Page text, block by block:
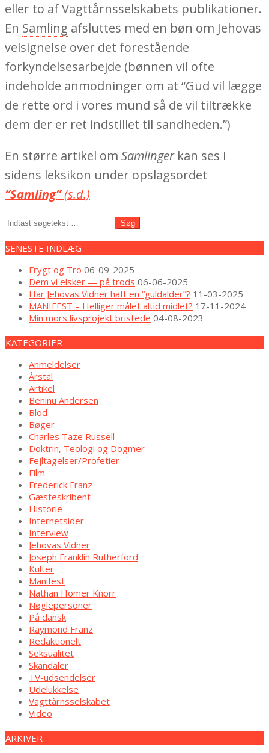
eller to af Vagttårnsselskabets publikationer.
En Samling afsluttes med en bøn om Jehovas
velsignelse over det forestående
forkyndelsesarbejde (bønnen vil ofte
indeholde anmodninger om at “Gud vil lægge
de rette ord i vores mund så de vil tiltrække
dem der er ret indstillet til sandheden.”)
En større artikel om Samlingerkan ses i
sidens leksikon under opslagsordet
“Samling”(s.d.)
2022-
20
Søg
SENESTE INDLÆG
Frygt og Tro 06-09-2025
Dem vi elsker — på trods 06-06-2025
Har Jehovas Vidner haft en “guldalder”? 11-03-2025
MANIFEST – Helliger målet altid midlet? 17-11-2024
Min mors livsprojekt bristede 04-08-2023
KATEGORIER
Anmeldelser
Årstal
Artikel
Beninu Andersen
Blod
Bøger
Charles Taze Russell
Doktrin, Teologi og Dogmer
Fejltagelser/Profetier
Film
Frederick Franz
Gæsteskribent
Historie
Internetsider
Interview
Jehovas Vidner
Joseph Franklin Rutherford
Kulter
Manifest
Nathan Homer Knorr
Nøglepersoner
På dansk
Raymond Franz
Redaktionelt
Seksualitet
Skandaler
TV-udsendelser
Udelukkelse
Vagttårnsselskabet
Video
ARKIVER